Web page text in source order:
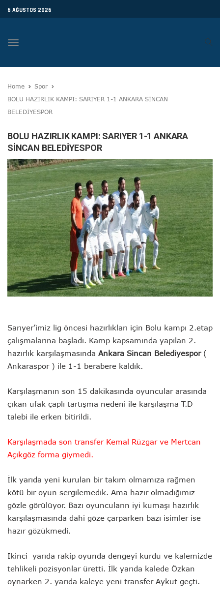
6 AĞUSTOS 2026
Toggle
Home
Spor
BOLU HAZIRLIK KAMPI: SARIYER 1-1 ANKARA SİNCAN
BELEDİYESPOR
BOLU HAZIRLIK KAMPI: SARIYER 1-1 ANKARA
SİNCAN BELEDİYESPOR
Sarıyer’imiz lig öncesi hazırlıkları için Bolu kampı 2.etap
çalışmalarına başladı. Kamp kapsamında yapılan 2.
hazırlık karşılaşmasında Ankara Sincan Belediyespor(
Ankaraspor ) ile 1-1 berabere kaldık.
Karşılaşmanın son 15 dakikasında oyuncular arasında
çıkan ufak çaplı tartışma nedeni ile karşılaşma T.D
talebi ile erken bitirildi.
Karşılaşmada son transfer Kemal Rüzgar ve Mertcan
Açıkgöz forma giymedi.
İlk yarıda yeni kurulan bir takım olmamıza rağmen
kötü bir oyun sergilemedik. Ama hazır olmadığımız
gözle görülüyor. Bazı oyuncuların iyi kumaşı hazırlık
karşılaşmasında dahi göze çarparken bazı isimler ise
hazır gözükmedi.
İkinci yarıda rakip oyunda dengeyi kurdu ve kalemizde
tehlikeli pozisyonlar üretti. İlk yarıda kalede Özkan
oynarken 2. yarıda kaleye yeni transfer Aykut geçti.